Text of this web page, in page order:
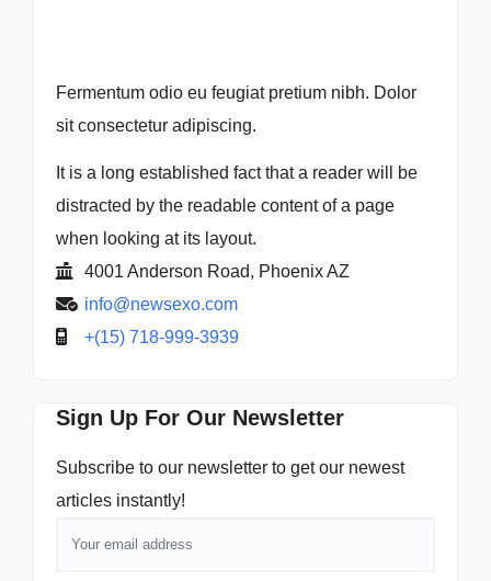
Fermentum odio eu feugiat pretium nibh. Dolor
sit consectetur adipiscing.
It is a long established fact that a reader will be
distracted by the readable content of a page
when looking at its layout.
4001 Anderson Road, Phoenix AZ
info@newsexo.com
+(15) 718-999-3939
Sign Up For Our Newsletter
Subscribe to our newsletter to get our newest
articles instantly!